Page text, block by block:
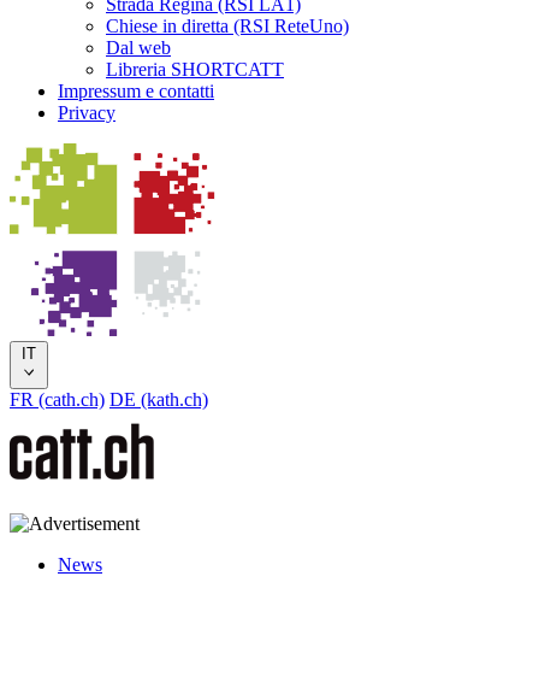
Strada Regina (RSI LA1)
Chiese in diretta (RSI ReteUno)
Dal web
Libreria SHORTCATT
Impressum e contatti
Privacy
IT
FR (cath.ch) DE (kath.ch)
News